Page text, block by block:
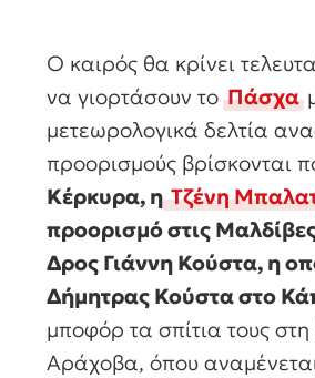
Ο καιρός θα κρίνει
να γιορτάσουν τοΠάσχα
μετεωρολογικά δελτία
προορισμούς βρίσκονται
Κέρκυρα, ηΤζένη
προορισμό στις
Δρος Γιάννη Κούστα, η
Δήμητρας Κούστα στο
μποφόρ τα σπίτια τους
Αράχοβα, όπου